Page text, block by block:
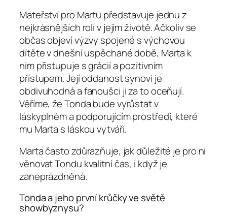
Mateřství pro Martu představuje jednu z
nejkrásnějších rolí v jejím životě. Ačkoliv se
občas objeví výzvy spojené s výchovou
dítěte v dnešní uspěchané době, Marta k
nim přistupuje s grácií a pozitivním
přístupem. Její oddanost synovi je
obdivuhodná a fanoušci ji za to oceňují.
Věříme, že Tonda bude vyrůstat v
láskyplném a podporujícím prostředí, které
mu Marta s láskou vytváří.
Marta často zdůrazňuje, jak důležité je pro ni
věnovat Tondu kvalitní čas, i když je
zaneprázdněná.
Tonda a jeho první krůčky ve světě
showbyznysu?